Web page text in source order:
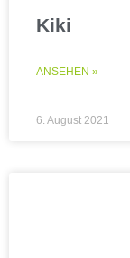
Kiki
ANSEHEN »
6. August 2021